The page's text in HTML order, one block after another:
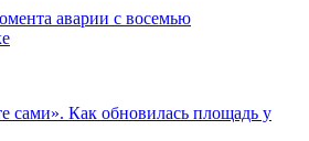
аварии с восемью
сами». Как обновилась площадь у